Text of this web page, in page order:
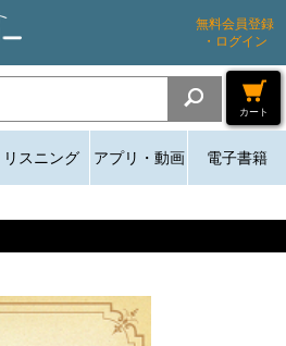
無料会員登録
・ログイン
カート
リスニング アプリ・動画 電子書籍